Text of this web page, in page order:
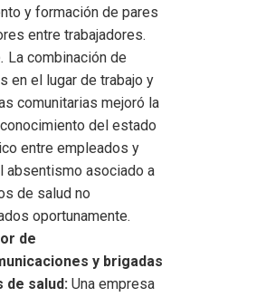
y formación de pares
entre trabajadores.
La combinación de
en el lugar de trabajo y
comunitarias mejoró la
del estado
entre empleados y
absentismo asociado a
de salud no
oportunamente.
de
y brigadas
de salud: Una empresa